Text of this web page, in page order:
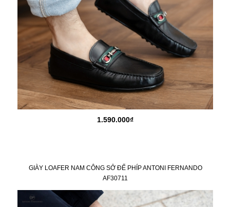
1.590.000₫
GIÀY LOAFER NAM CÔNG SỞ ĐẾ PHÍP ANTONI FERNANDO
AF30711